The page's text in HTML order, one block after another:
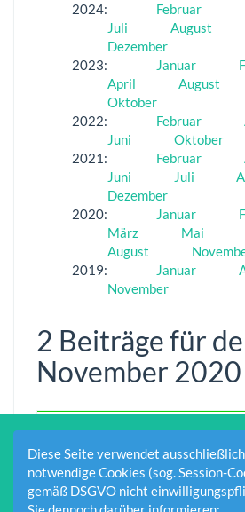
2024: Februar
Juli
August
Dezember
2023: Januar
April
August
Oktober
2022: Februar
Juni
Oktober
2021 : Februar
Juni
Juli
Dezember
2020: Januar
März
Mai
August
2019: Januar
November
2 Beiträge für
November 2020
Einstellung des
Sportbetriebes
10:34
Diese Seite verwendet
notwendige Cookies (sog. Session-
gemäß DSGVO nicht